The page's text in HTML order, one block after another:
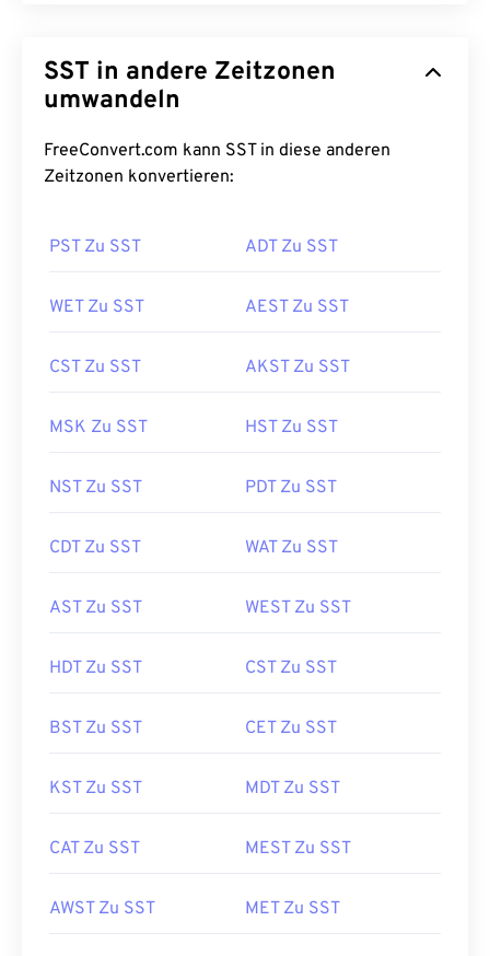
SST in andere Zeitzonen
umwandeln
FreeConvert.com kann SST in diese anderen
Zeitzonen konvertieren:
PST Zu SST ADT Zu SST
WET Zu SST AEST Zu SST
CST Zu SST AKST Zu SST
MSK Zu SST HST Zu SST
NST Zu SST PDT Zu SST
CDT Zu SST WAT Zu SST
AST Zu SST WEST Zu SST
HDT Zu SST CST Zu SST
BST Zu SST CET Zu SST
KST Zu SST MDT Zu SST
CAT Zu SST MEST Zu SST
AWST Zu SST MET Zu SST